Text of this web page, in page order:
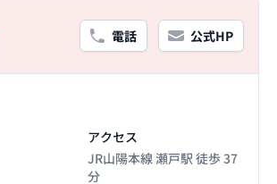
電話 公式HP
アクセス
JR山陽本線 瀬戸駅 徒歩 37
分